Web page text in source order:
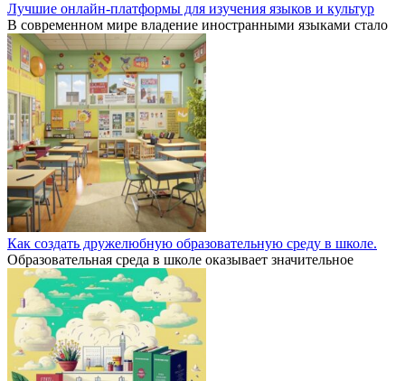
Лучшие онлайн-платформы для изучения языков и культур
В современном мире владение иностранными языками стало
Как создать дружелюбную образовательную среду в школе.
Образовательная среда в школе оказывает значительное